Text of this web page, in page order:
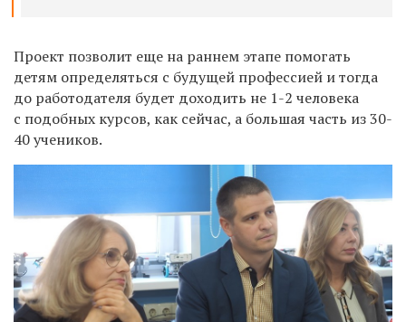
Проект позволит еще на раннем этапе помогать
детям определяться с будущей профессией и тогда
до работодателя будет доходить не 1-2 человека
с подобных курсов, как сейчас, а большая часть из 30-
40 учеников.